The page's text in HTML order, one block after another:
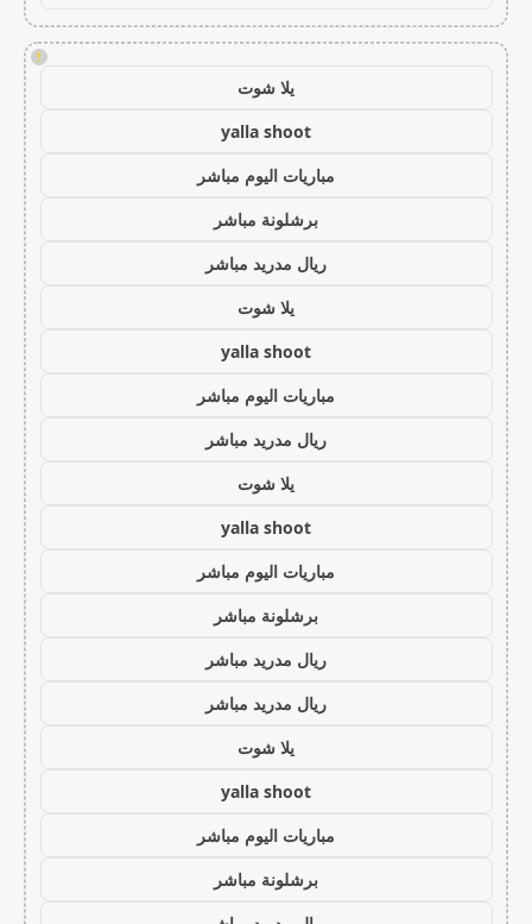
!
يلا شوت
yalla shoot
مباريات اليوم مباشر
برشلونة مباشر
ريال مدريد مباشر
يلا شوت
yalla shoot
مباريات اليوم مباشر
ريال مدريد مباشر
يلا شوت
yalla shoot
مباريات اليوم مباشر
برشلونة مباشر
ريال مدريد مباشر
ريال مدريد مباشر
يلا شوت
yalla shoot
مباريات اليوم مباشر
برشلونة مباشر